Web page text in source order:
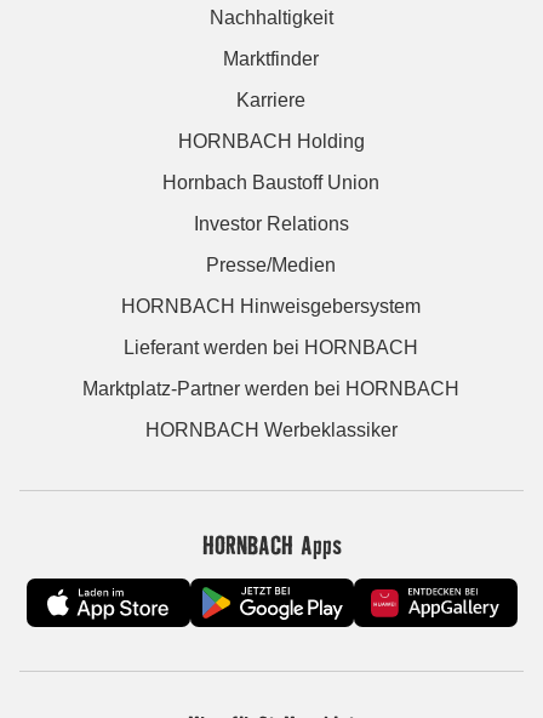
Nachhaltigkeit
Marktfinder
Karriere
HORNBACH Holding
Hornbach Baustoff Union
Investor Relations
Presse/Medien
HORNBACH Hinweisgebersystem
Lieferant werden bei HORNBACH
Marktplatz-Partner werden bei HORNBACH
HORNBACH Werbeklassiker
HORNBACH Apps